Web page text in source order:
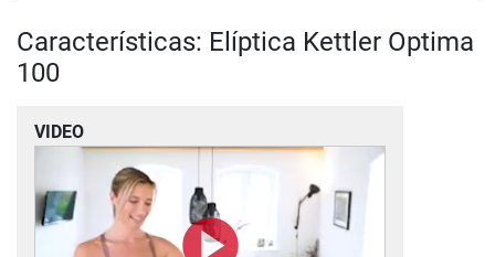
Características: Elíptica Kettler Optima
100
VIDEO